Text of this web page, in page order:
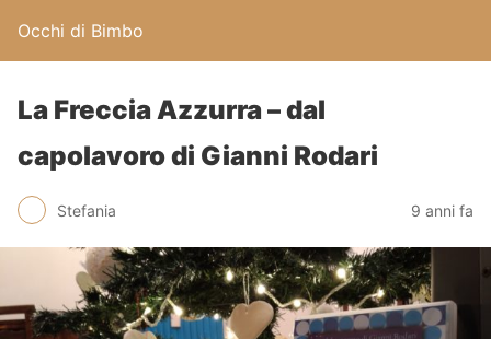
Occhi di Bimbo
La Freccia Azzurra – dal
capolavoro di Gianni Rodari
Stefania 9 anni fa